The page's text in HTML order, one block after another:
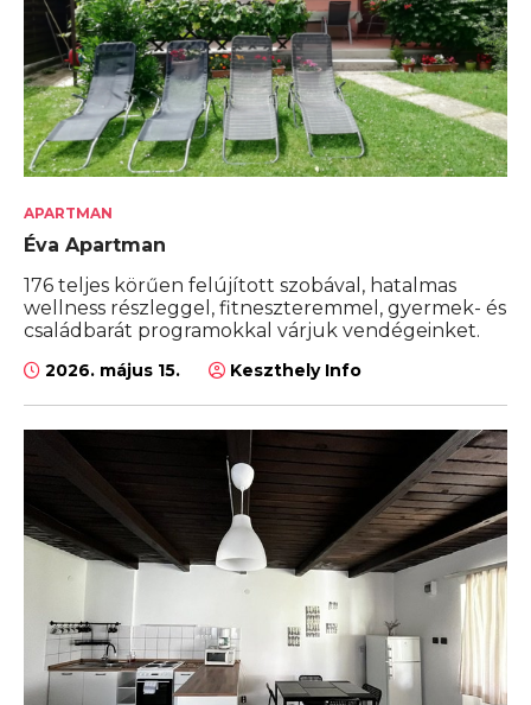
APARTMAN
Éva Apartman
176 teljes körűen felújított szobával, hatalmas
wellness részleggel, fitneszteremmel, gyermek- és
családbarát programokkal várjuk vendégeinket.
2026. május 15. Keszthely Info